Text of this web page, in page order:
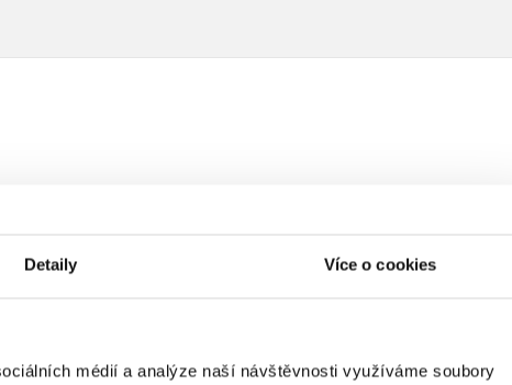
Detaily Více o cookies
médií a analýze naší návštěvnosti využíváme soubory
vkládat pouze registrovaní uživatelé